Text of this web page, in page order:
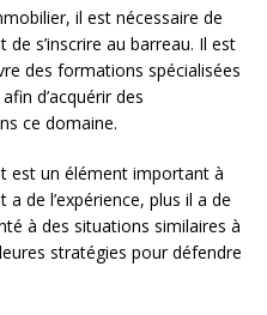
il est nécessaire de
s’inscrire au barreau. Il est
des formations spécialisées
d’acquérir des
ce domaine.
est un élément important à
de l’expérience, plus il a de
à des situations similaires à
stratégies pour défendre